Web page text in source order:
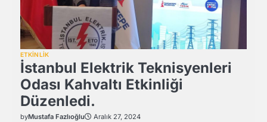
ETKİNLİK
İstanbul Elektrik Teknisyenleri
Odası Kahvaltı Etkinliği
Düzenledi.
byMustafa Fazlıoğlu Aralık 27, 2024